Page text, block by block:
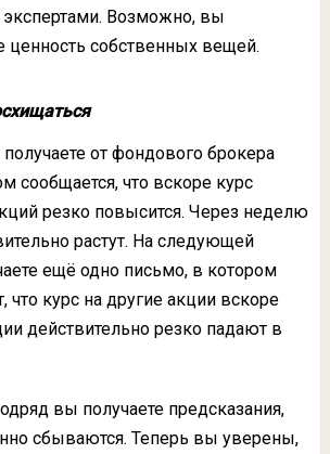
экспертами. Возможно, вы
ценность собственных вещей.
от фондового брокера
сообщается, что вскоре курс
резко повысится. Через неделю
растут. На следующей
ещё одно письмо, в котором
что курс на другие акции вскоре
действительно резко падают в
вы получаете предсказания,
сбываются. Теперь вы уверены,